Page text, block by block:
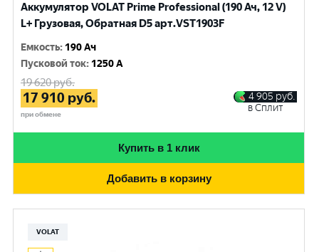
Аккумулятор VOLAT Prime Professional (190 Ач, 12 V)
L+ Грузовая, Обратная D5 арт.VST1903F
Емкость: 190 Ач
Пусковой ток: 1250 A
19 620руб.
17 910 руб.
при обмене
4 905 руб.
в Сплит
Купить в 1 клик
Добавить в корзину
VOLAT